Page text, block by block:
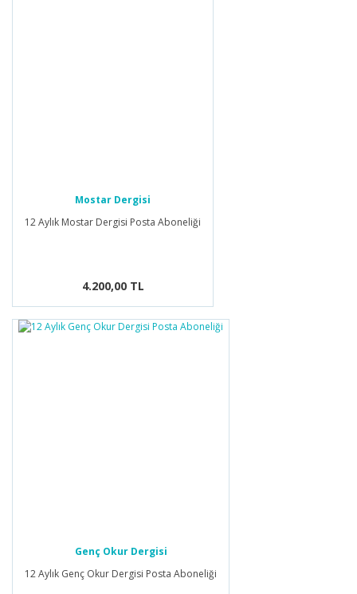
Mostar Dergisi
12 Aylık Mostar Dergisi Posta Aboneliği
4.200,00 TL
Genç Okur Dergisi
12 Aylık Genç Okur Dergisi Posta Aboneliği